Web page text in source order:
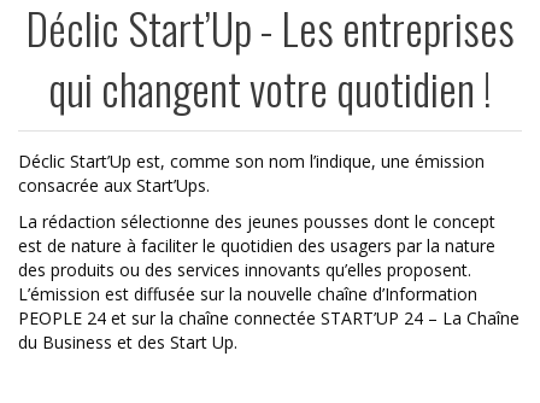
Déclic Start’Up - Les entreprises
qui changent votre quotidien !
Déclic Start’Up est, comme son nom l’indique, une émission
consacrée aux Start’Ups.
La rédaction sélectionne des jeunes pousses dont le concept
est de nature à faciliter le quotidien des usagers par la nature
des produits ou des services innovants qu’elles proposent.
L’émission est diffusée sur la nouvelle chaîne d’Information
PEOPLE 24 et sur la chaîne connectée START’UP 24 – La Chaîne
du Business et des Start Up.